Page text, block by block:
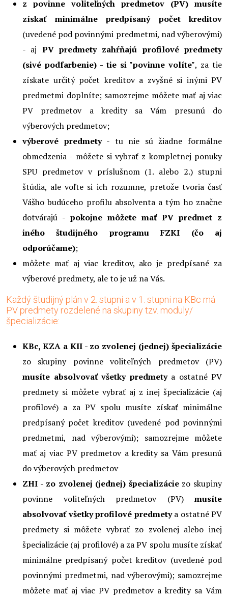
z povinne voliteľných predmetov (PV) musíte
získať minimálne predpísaný počet kreditov
(uvedené pod povinnými predmetmi, nad výberovými)
- aj PV predmety zahŕňajú profilové predmety
(sivé podfarbenie) - tie si "povinne volíte", za tie
získate určitý počet kreditov a zvyšné si inými PV
predmetmi doplníte; samozrejme môžete mať aj viac
PV predmetov a kredity sa Vám presunú do
výberových predmetov;
výberové predmety- tu nie sú žiadne formálne
obmedzenia - môžete si vybrať z kompletnej ponuky
SPU predmetov v príslušnom (1. alebo 2.) stupni
štúdia, ale voľte si ich rozumne, pretože tvoria časť
Vášho budúceho profilu absolventa a tým ho značne
dotvárajú - pokojne môžete mať PV predmet z
iného študijného programu FZKI (čo aj
odporúčame);
môžete mať aj viac kreditov, ako je predpísané za
výberové predmety, ale to je už na Vás.
Každý študijný plán v 2. stupni a v 1. stupni na KBc má
PV predmety rozdelené na skupiny tzv. moduly/
špecializácie:
KBc, KZA a KII - zo zvolenej (jednej) špecializácie
zo skupiny povinne voliteľných predmetov (PV)
musíte absolvovať všetky predmetya ostatné PV
predmety si môžete vybrať aj z inej špecializácie (aj
profilové) a za PV spolu musíte získať minimálne
predpísaný počet kreditov (uvedené pod povinnými
predmetmi, nad výberovými); samozrejme môžete
mať aj viac PV predmetov a kredity sa Vám presunú
do výberových predmetov
ZHI - zo zvolenej (jednej) špecializáciezo skupiny
povinne voliteľných predmetov (PV) musíte
absolvovať všetky profilové predmetya ostatné PV
predmety si môžete vybrať zo zvolenej alebo inej
špecializácie (aj profilové) a za PV spolu musíte získať
minimálne predpísaný počet kreditov (uvedené pod
povinnými predmetmi, nad výberovými); samozrejme
môžete mať aj viac PV predmetov a kredity sa Vám